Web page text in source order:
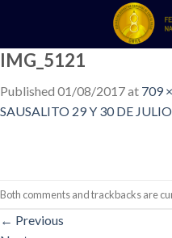
content
IMG_5121
Published 01/08/2017at 709
SAUSALITO 29 Y 30 DE
Both comments and trackbacks are
← Previous